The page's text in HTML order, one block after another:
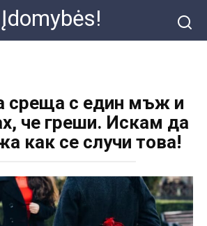
Įdomybės!
среща с един мъж и
че греши. Искам да
как се случи това!